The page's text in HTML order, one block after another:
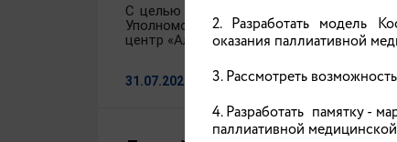
С целью проверки инфраструктуры
Уполномоченный по правам ребенка в
центр «Алые паруса».
31.07.2026
2. Разработать модель
оказания паллиативной
3. Рассмотреть
4. Разработать памятку -
паллиативной